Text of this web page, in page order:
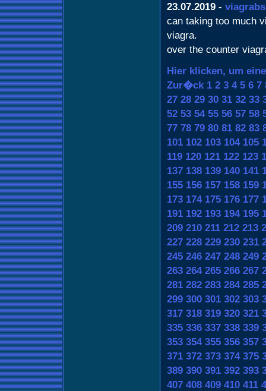
23.07.2019 -
can taking too much
viagra.
over the counter
Hier klicken, um
Zur�ck 1 2 3 4 5 6 7
27 28 29 30 31 32 33
52 53 54 55 56 57 58
77 78 79 80 81 82 83
101 102 103 104 105
119 120 121 122 123
137 138 139 140 141
155 156 157 158 159
173 174 175 176 177
191 192 193 194 195
209 210 211 212 213
227 228 229 230 231
245 246 247 248 249
263 264 265 266 267
281 282 283 284 285
299 300 301 302 303
317 318 319 320 321
335 336 337 338 339
353 354 355 356 357
371 372 373 374 375
389 390 391 392 393
407 408 409 410 411